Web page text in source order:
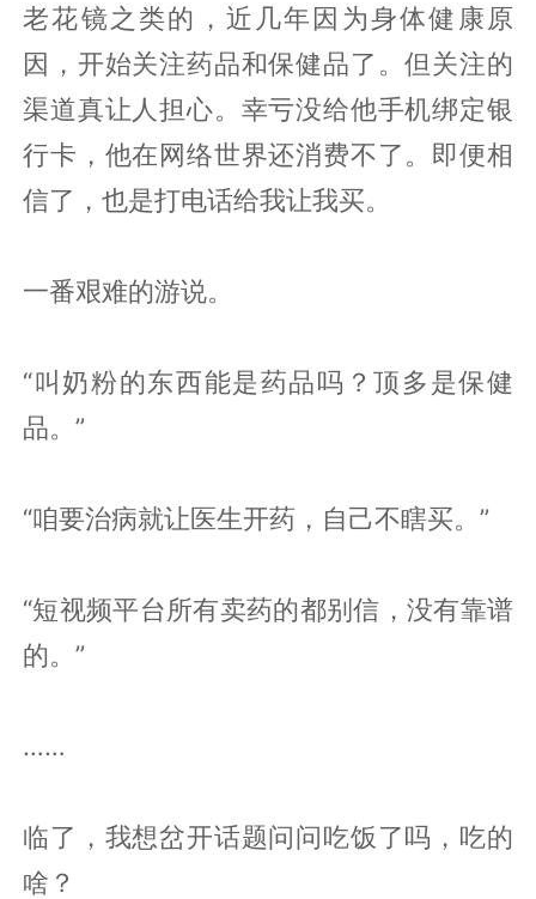
老花镜之类的，近几年因为身体健康原
因，开始关注药品和保健品了。但关注的
渠道真让人担心。幸亏没给他手机绑定银
行卡，他在网络世界还消费不了。即便相
信了，也是打电话给我让我买。
一番艰难的游说。
“叫奶粉的东西能是药品吗？顶多是保健
品。”
“咱要治病就让医生开药，自己不瞎买。”
“短视频平台所有卖药的都别信，没有靠谱
的。”
……
临了，我想岔开话题问问吃饭了吗，吃的
啥？